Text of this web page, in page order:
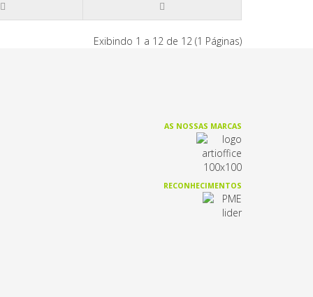
Exibindo 1 a 12 de 12 (1 Páginas)
AS NOSSAS MARCAS
RECONHECIMENTOS